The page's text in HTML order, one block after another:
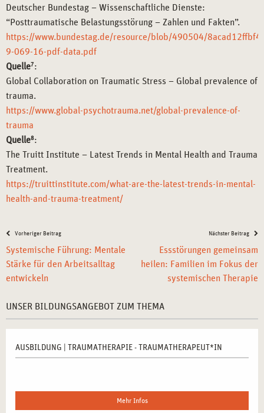
Deutscher Bundestag – Wissenschaftliche Dienste:
“Posttraumatische Belastungsstörung – Zahlen und Fakten”.
https://www.bundestag.de/resource/blob/490504/
9-069-16-pdf-data.pdf
Quelle7 :
Global Collaboration on Traumatic Stress – Global prevalence of
trauma.
https://www.global-psychotrauma.net/global-prevalence-of-
trauma
Quelle8:
The Truitt Institute – Latest Trends in Mental Health and Trauma
Treatment.
https://truittinstitute.com/what-are-the-latest-trends-in-mental-
health-and-trauma-treatment/
Vorheriger Beitrag
Systemische Führung: Mentale
Stärke für den Arbeitsalltag
entwickeln
Nächster Beitrag
Essstörungen gemeinsam
heilen: Familien im Fokus der
systemischen Therapie
UNSER BILDUNGSANGEBOT ZUM THEMA
AUSBILDUNG | TRAUMATHERAPIE - TRAUMATHERAPEUT*IN
Mehr Infos